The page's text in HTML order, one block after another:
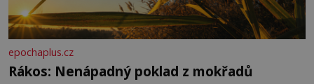
epochaplus.cz
Rákos: Nenápadný poklad z mokřadů